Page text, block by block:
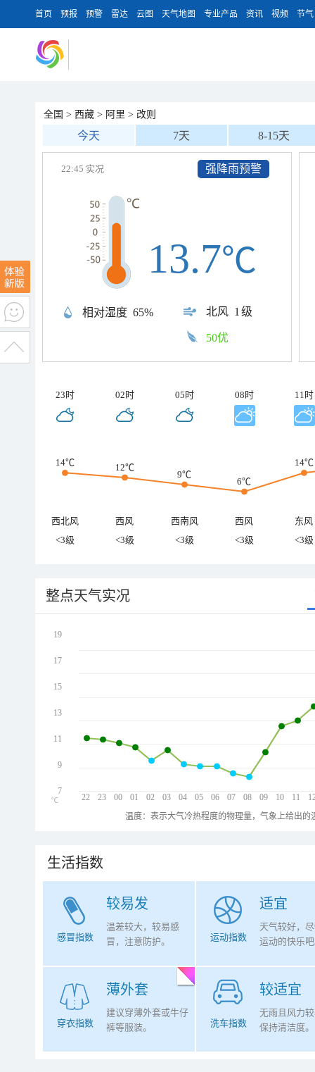
首页 预报 预警 雷达 云图 天气地图 专业产品 资讯 视频 节气
全国 > 西藏 > 阿里 > 改则
今天 7天 8-15天
强降雨预警
22:45 实况
相对湿度 65% 北风 1级
13.7℃
50优
23时 02时 05时 08时 11时
14℃ 12℃
9℃
6℃
14℃
西北风 西风 西南风 西风
东风
<3级
<3级 <3级 <3级 <3级
整点天气实况
22 23 00 01 02 03 04 05 06 07 08 09 10 11
19
17
15
13
11
9
7
℃
温度：表示大气冷热程度的物理量，气象上给出
生活指数
较易发
感冒指数
温差较大，较易感
冒，注意防护。
适宜
运动指数
天气较好，
运动的快乐
薄外套
穿衣指数
建议穿薄外套或牛仔
裤等服装。
较适宜
洗车指数
无雨且风力
保持清洁度。